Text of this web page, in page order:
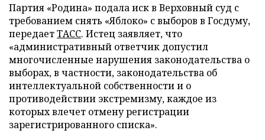
Партия «Родина» подала иск в Верховный суд с
требованием снять «Яблоко» с выборов в Госдуму,
передаетТАСС. Истец заявляет, что
«административный ответчик допустил
многочисленные нарушения законодательства о
выборах, в частности, законодательства об
интеллектуальной собственности и о
противодействии экстремизму, каждое из
которых влечет отмену регистрации
зарегистрированного списка».